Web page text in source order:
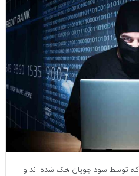
که توسط سود جویان هک شده اند و